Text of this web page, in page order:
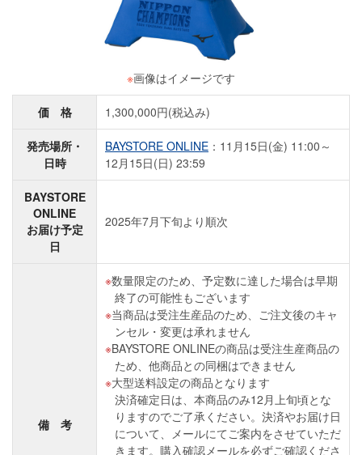
※画像はイメージです
価 格 1,300,000円(税込み)
発売場所・
日時
BAYSTORE ONLINE ：11月15日(金) 11:00～
12月15日(日) 23:59
BAYSTORE
ONLINE
お届け予定
日
2025年7月下旬より順次
備 考
数量限定のため、予定数に達した場合は早期
終了の可能性もございます
当商品は受注生産品のため、ご注文後のキャ
ンセル・変更は承れません
BAYSTORE ONLINEの商品は受注生産商品の
ため、他商品との同梱はできません
大型送料設定の商品となります
決済確定日は、本商品のみ12月上旬頃とな
りますのでご了承ください。決済やお届け日
について、メールにてご案内をさせていただ
きます。購入確認メールを必ずご確認くださ